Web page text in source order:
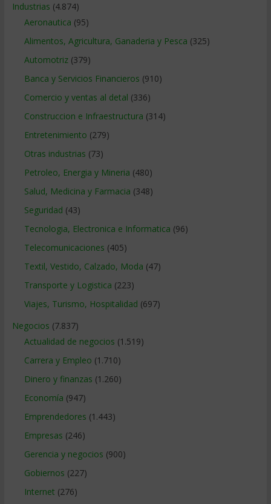
Industrias (4.874)
Aeronautica (95)
Alimentos, Agricultura, Ganaderia y Pesca (325)
Automotriz(379)
Banca y Servicios Financieros (910)
Comercio y ventas al detal (336)
Construccion e Infraestructura (314)
Entretenimiento (279)
Otras industrias (73)
Petroleo, Energia y Mineria (480)
Salud, Medicina y Farmacia (348)
Seguridad (43)
Tecnologia, Electronica e Informatica (96)
Telecomunicaciones (405)
Textil, Vestido, Calzado, Moda (47)
Transporte y Logistica (223)
Viajes, Turismo, Hospitalidad (697)
Negocios (7.837)
Actualidad de negocios (1.519)
Carrera y Empleo (1.710)
Dinero y finanzas (1.260)
Economía (947)
Emprendedores (1.443)
Empresas (246)
Gerencia y negocios (900)
Gobiernos (227)
Internet (276)